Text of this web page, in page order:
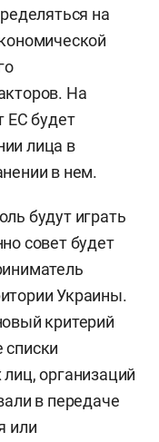
на
На
ЕС будет
лица в
в нем.
будут играть
совет будет
Украины.
критерий
организаций
в передаче
или